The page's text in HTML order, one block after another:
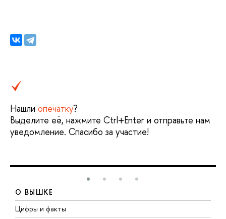
Нашли опечатку?
Выделите её, нажмите Ctrl+Enter и отправьте нам
уведомление. Спасибо за участие!
О ВЫШКЕ
Цифры и факты